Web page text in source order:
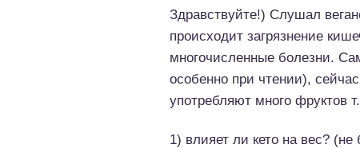
Здравствуйте!) Слушал
происходит загрязнение
многочисленные болезни.
особенно при чтении),
употребляют много фруктов
1) влияет ли кето на вес?